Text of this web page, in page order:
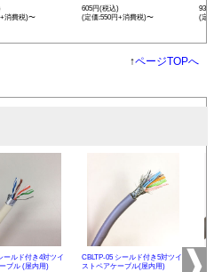
消費税)〜
605円(税込)
(定価:550円+消費税)〜
935
(定
↑ページTOPへ
ールド付き4対ツイ
ブル (屋内用)
CBLTP-05 シールド付き5対ツイ
ストペアケーブル(屋内用)
イ